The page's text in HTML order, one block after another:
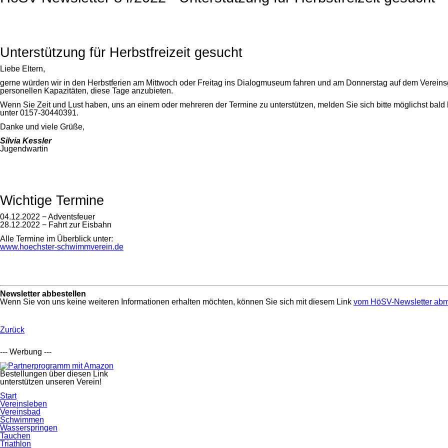
Unterstützung für Herbstfreizeit gesucht
Liebe Eltern,
gerne würden wir in den Herbstferien am Mittwoch oder Freitag ins Dialogmuseum fahren und am Donnerstag auf dem
personellen Kapazitäten, diese Tage anzubieten.
Wenn Sie Zeit und Lust haben, uns an einem oder mehreren der Termine zu unterstützen, melden Sie sich bitte möglichst bald
unter 0157-30440391.
Danke und viele Grüße,
Silvia Kessler
Jugendwartin
Wichtige Termine
04.12.2022 − Adventsfeuer
28.12.2022 − Fahrt zur Eisbahn
Alle Termine im Überblick unter:
www.hoechster-schwimmverein.de
Newsletter abbestellen
Wenn Sie von uns keine weiteren Informationen erhalten möchten, können Sie sich mit diesem Link vom HöSV-Newsletter
Zurück
--- Werbung ---
Bestellungen über diesen Link
unterstützen unseren Verein!
Navigation
überspringen
Start
Vereinsleben
Vereinsbad
Schwimmen
Wasserspringen
Tauchen
Triathlon